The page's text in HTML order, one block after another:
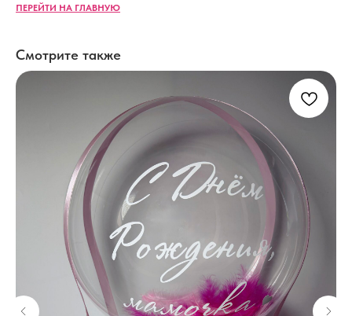
ПЕРЕЙТИ НА ГЛАВНУЮ
Смотрите также